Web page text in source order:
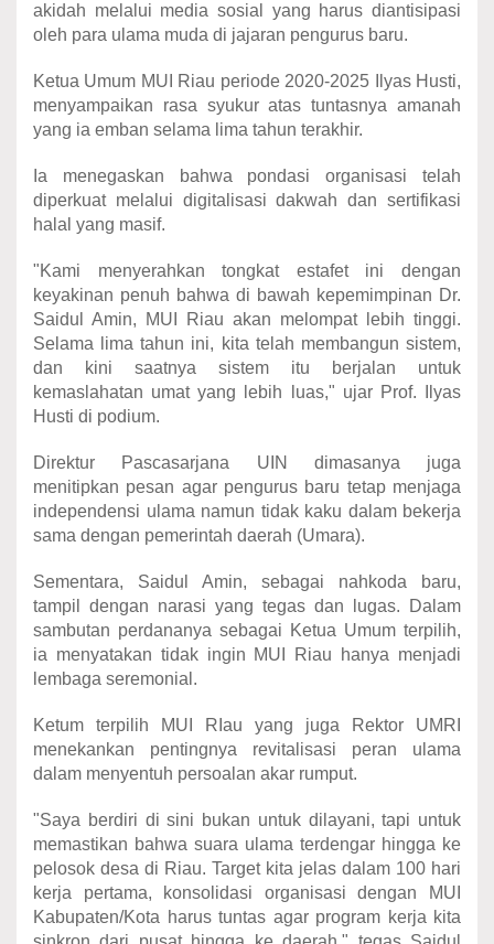
akidah melalui media sosial yang harus diantisipasi
oleh para ulama muda di jajaran pengurus baru.
Ketua Umum MUI Riau periode 2020-2025 Ilyas Husti,
menyampaikan rasa syukur atas tuntasnya amanah
yang ia emban selama lima tahun terakhir.
Ia menegaskan bahwa pondasi organisasi telah
diperkuat melalui digitalisasi dakwah dan sertifikasi
halal yang masif.
"Kami menyerahkan tongkat estafet ini dengan
keyakinan penuh bahwa di bawah kepemimpinan Dr.
Saidul Amin, MUI Riau akan melompat lebih tinggi.
Selama lima tahun ini, kita telah membangun sistem,
dan kini saatnya sistem itu berjalan untuk
kemaslahatan umat yang lebih luas," ujar Prof. Ilyas
Husti di podium.
Direktur Pascasarjana UIN dimasanya juga
menitipkan pesan agar pengurus baru tetap menjaga
independensi ulama namun tidak kaku dalam bekerja
sama dengan pemerintah daerah (Umara).
Sementara, Saidul Amin, sebagai nahkoda baru,
tampil dengan narasi yang tegas dan lugas. Dalam
sambutan perdananya sebagai Ketua Umum terpilih,
ia menyatakan tidak ingin MUI Riau hanya menjadi
lembaga seremonial.
Ketum terpilih MUI RIau yang juga Rektor UMRI
menekankan pentingnya revitalisasi peran ulama
dalam menyentuh persoalan akar rumput.
"Saya berdiri di sini bukan untuk dilayani, tapi untuk
memastikan bahwa suara ulama terdengar hingga ke
pelosok desa di Riau. Target kita jelas dalam 100 hari
kerja pertama, konsolidasi organisasi dengan MUI
Kabupaten/Kota harus tuntas agar program kerja kita